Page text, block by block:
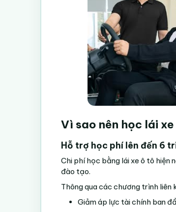
Vì sao nên học lái xe
Hỗ trợ học phí lên đến 6
Chi phí học bằng lái xe ô tô
đào tạo.
Thông qua các chương trình
Giảm áp lực tài chính ban